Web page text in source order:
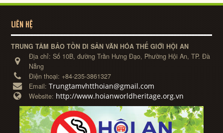
LIÊN HỆ
TRUNG TÂM BẢO TỒN DI SẢN VĂN HÓA THẾ GIỚI HỘI AN
Địa chỉ:Số 10B, đường Trần Hưng Đạo, Phường Hội An, TP. Đà
Nẵng
Điện thoại: +84-235-3861327
Email:Trungtamvhtthoian@gmail.com
Website: http://www.hoianworldheritage.org.vn